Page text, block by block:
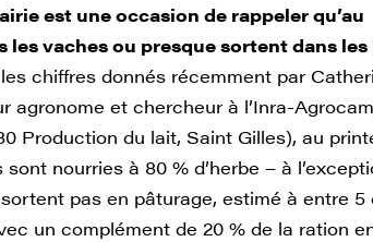
est une occasion de rappeler qu’au
vaches ou presque sortent dans les
chiffres donnés récemment par
agronome et chercheur à l’Inra-
Production du lait, Saint Gilles), au
nourries à 80 % d’herbe – à
pas en pâturage, estimé à entre 5
un complément de 20 % de la ration